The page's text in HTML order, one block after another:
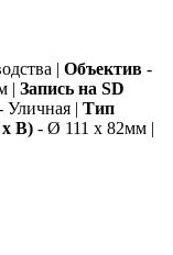
| Объектив -
| Запись на SD
Уличная | Тип
В) - Ø 111 x 82мм |